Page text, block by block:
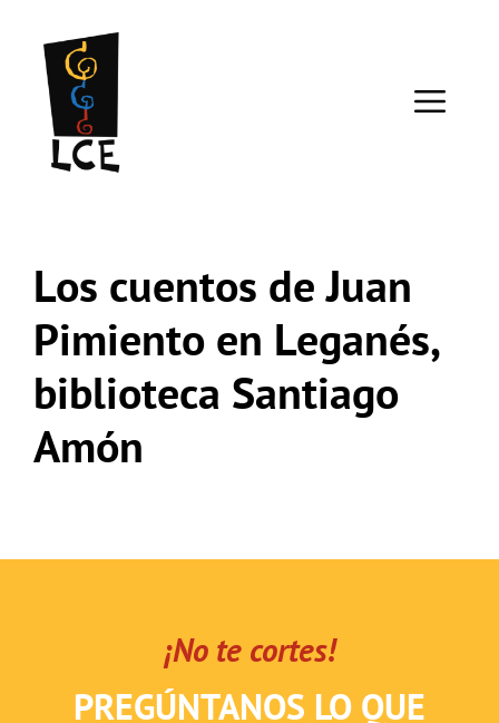
contenido
Los cuentos de Juan
Pimiento en Leganés,
biblioteca Santiago
Amón
¡No te cortes!
PREGÚNTANOS LO QUE